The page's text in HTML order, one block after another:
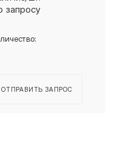
запросу
ОТПРАВИТЬ ЗАПРОС